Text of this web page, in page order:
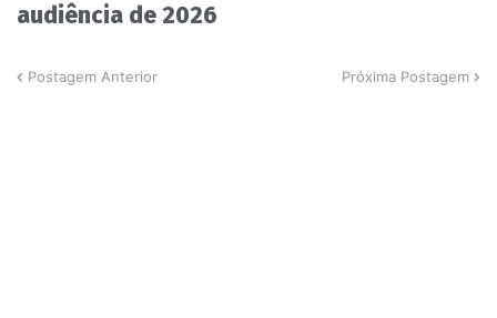
audiência de 2026
Postagem Anterior Próxima Postagem